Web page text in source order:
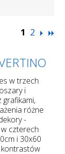
1 2
w trzech
i
grafikami,
różne
-
czterech
i 30x60
kontrastów